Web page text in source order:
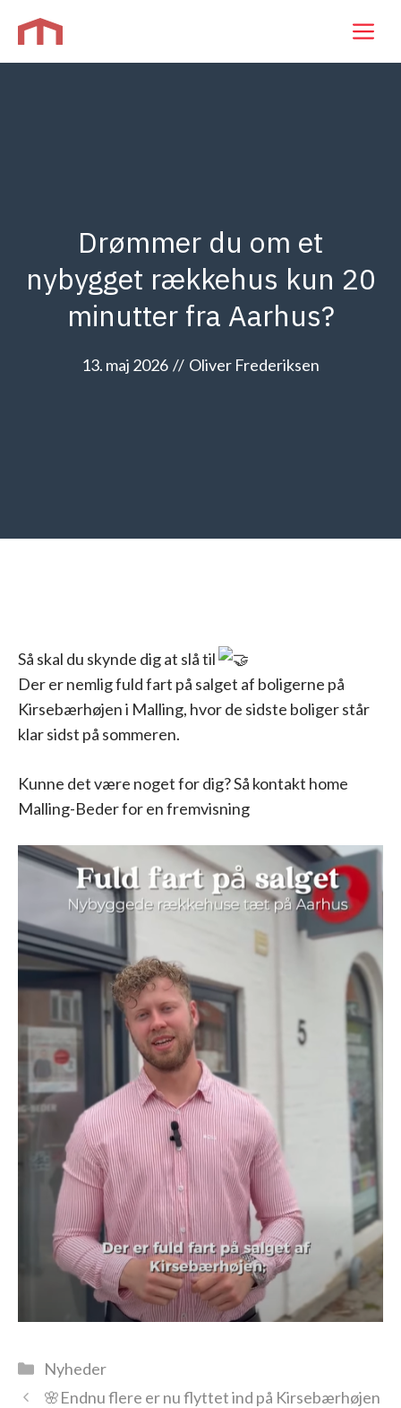
indhold
Drømmer du om et
nybygget rækkehus kun 20
minutter fra Aarhus?
13. maj 2026 // Oliver Frederiksen
Så skal du skynde dig at slå til
Der er nemlig fuld fart på salget af boligerne på
Kirsebærhøjen i Malling, hvor de sidste boliger står
klar sidst på sommeren.
Kunne det være noget for dig? Så kontakt home
Malling-Beder for en fremvisning
Kategorier
Nyheder
🌸Endnu flere er nu flyttet ind på Kirsebærhøjen